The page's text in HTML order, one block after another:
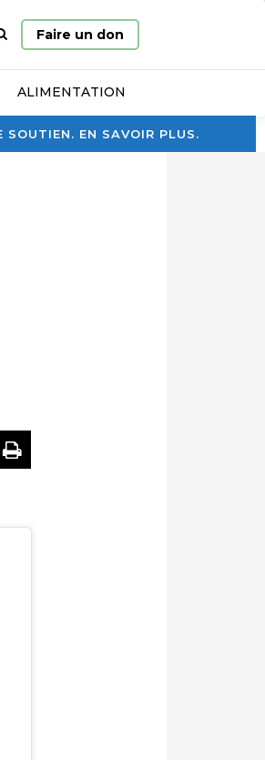
EN SAVOIR PLUS.
d’accueil
Faire un don
ALIMENTATION
SUR FACEBOOK
SUR
IMPRIMER